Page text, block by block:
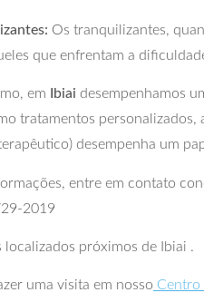
Os tranquilizantes,
que enfrentam a
em Ibiai desempenhamos
tratamentos personalizados,
desempenha um
entre em contato
2019
localizados próximos de Ibiai .
uma visita em nosso Centro